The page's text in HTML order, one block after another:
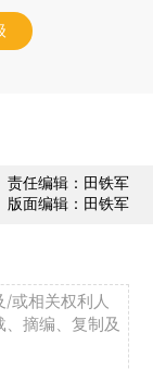
责任编辑：田铁军
版面编辑：田铁军
或相关权利人
摘编、复制及